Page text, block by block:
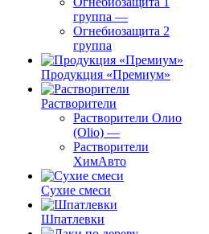
группа —
Огнебиозащита 2
группа
Продукция «Премиум»
Растворители
Растворители Олио
(Olio) —
Растворители
ХимАвто
Сухие смеси
Шпатлевки